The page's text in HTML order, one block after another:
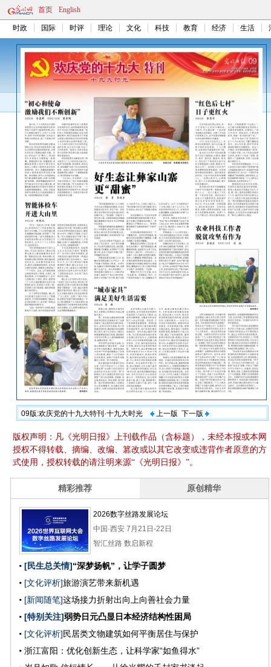
首页 English
时政 国际 时评 理论 文化 科技 教育 经济 生活
09版:欢庆党的十九大特刊·十九大时光 上一版 下一版
版权声明：凡《光明日报》上刊载作品（含标题），未经本报或本网
授权不得转载、摘编、改编、篡改或以其它改变或违背作者原意的方
式使用，授权转载的请注明来源“《光明日报》”。